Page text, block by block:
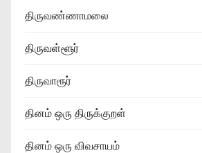
திருவண்ணாமலை
திருவள்ளூர்
திருவாரூர்
தினம் ஒரு திருக்குறள்
தினம் ஒரு விவசாயம்